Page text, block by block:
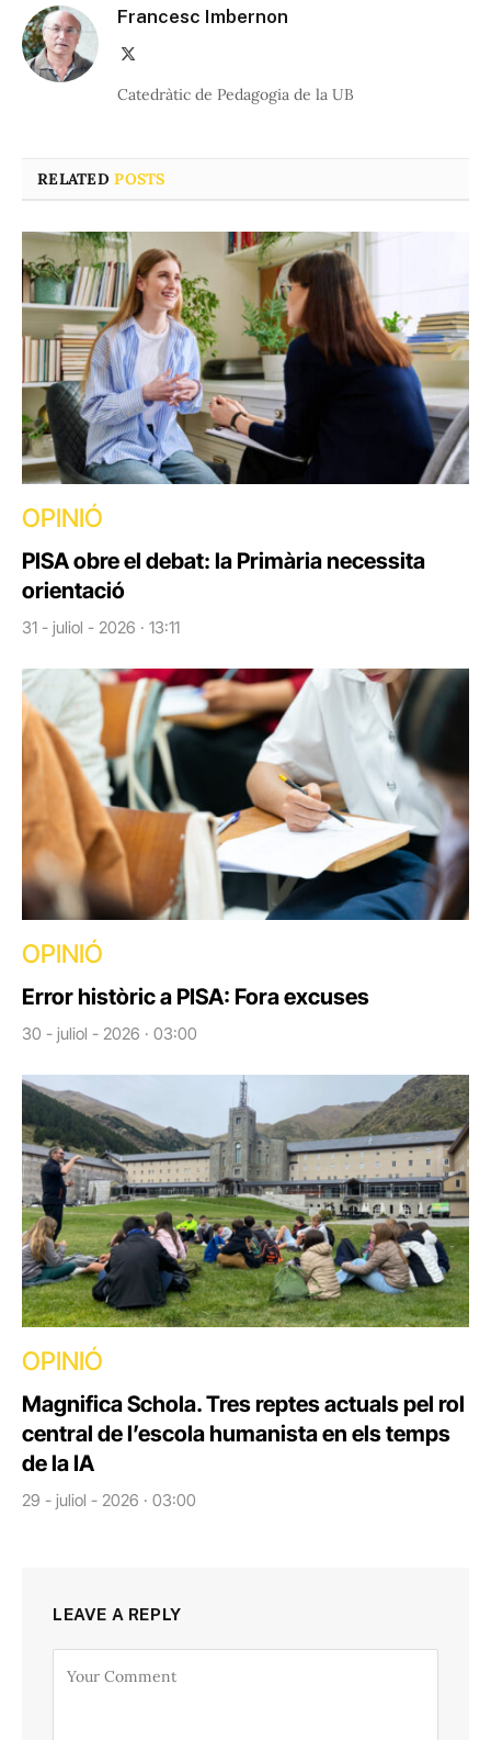
Francesc Imbernon
Catedràtic de Pedagogia de la UB
RELATEDPOSTS
OPINIÓ
PISA obre el debat: la Primària necessita
orientació
31 - juliol - 2026 · 13:11
OPINIÓ
Error històric a PISA: Fora excuses
30 - juliol - 2026 · 03:00
OPINIÓ
Magnifica Schola. Tres reptes actuals pel rol
central de l’escola humanista en els temps
de la IA
29 - juliol - 2026 · 03:00
LEAVE A REPLY